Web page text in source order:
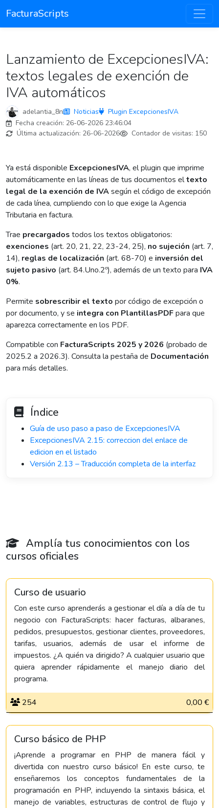
FacturaScripts
Lanzamiento de ExcepcionesIVA:
textos legales de exención de
IVA automáticos
adelantia_8n Noticias
Plugin ExcepcionesIVA
Fecha creación: 26-06-2026 23:46:04
Última actualización: 26-06-2026 Contador de visitas: 150
Ya está disponible ExcepcionesIVA, el plugin que imprime
automáticamente en las líneas de tus documentos eltexto
legal de la exención de IVAsegún el código de excepción
de cada línea, cumpliendo con lo que exige la Agencia
Tributaria en factura.
Trae precargados todos los textos obligatorios:
exenciones (art. 20, 21, 22, 23-24, 25), no sujeción (art. 7,
14), reglas de localización (art. 68-70) e inversión del
sujeto pasivo (art. 84.Uno.2º), además de un texto para IVA
0%.
Permite sobrescribir el texto por código de excepción o
por documento, y se integra con PlantillasPDFpara que
aparezca correctamente en los PDF.
Compatible con FacturaScripts 2025 y 2026 (probado de
2025.2 a 2026.3). Consulta la pestaña de Documentación
para más detalles.
Índice
Guía de uso paso a paso de ExcepcionesIVA
ExcepcionesIVA 2.15: correccion del enlace de
edicion en el listado
Versión 2.13 – Traducción completa de la interfaz
Amplía tus conocimientos con los
cursos oficiales
Curso de usuario
Con este curso aprenderás a gestionar el día a día de tu
negocio con FacturaScripts: hacer facturas, albaranes,
pedidos, presupuestos, gestionar clientes, proveedores,
tarifas, usuarios, además de usar el informe de
impuestos. ¿A quién va dirigido? A cualquier usuario que
quiera aprender rápidamente el manejo diario del
programa.
254 0,00 €
Curso básico de PHP
¡Aprende a programar en PHP de manera fácil y
divertida con nuestro curso básico! En este curso, te
enseñaremos los conceptos fundamentales de la
programación en PHP, incluyendo la sintaxis básica, el
manejo de variables, estructuras de control de flujo y